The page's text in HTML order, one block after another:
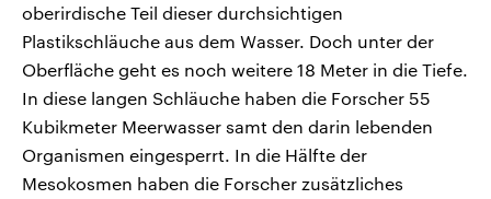
oberirdische Teil dieser durchsichtigen
Plastikschläuche aus dem Wasser. Doch unter der
Oberfläche geht es noch weitere 18 Meter in die Tiefe.
In diese langen Schläuche haben die Forscher 55
Kubikmeter Meerwasser samt den darin lebenden
Organismen eingesperrt. In die Hälfte der
Mesokosmen haben die Forscher zusätzliches